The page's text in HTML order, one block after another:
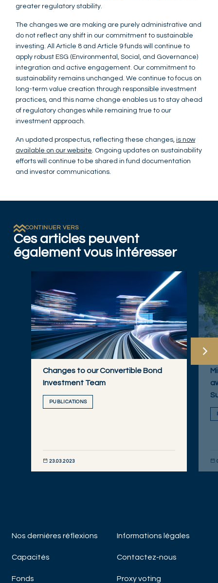
greater regulatory stability.
The changes we are making are purely administrative and
do not reflect any shift in our commitment to sustainable
investing. All Article 8 and Article 9 funds will continue to
apply robust ESG (Environmental, Social, and Governance)
integration and active engagement. Our commitment to
sustainability remains unchanged. We continue to focus on
long-term value creation through responsible investment
practices, and this name change enables us to stay ahead
of regulatory changes while remaining true to our
investment approach.
An updated prospectus, reflecting these changes, is now
available on our website. Ongoing updates on sustainability
efforts will continue to be shared in fund documentation
and investor communications.
CONTINUER VERS
Ces articles peuvent
également vous intéresser
Changes to our Convertible Bond
Investment Team
PUBLICATIONS
23.03.2023
Nos derniéres réflexions
Capacités
Fonds
Informations légales
Contactez-nous
Proxy voting